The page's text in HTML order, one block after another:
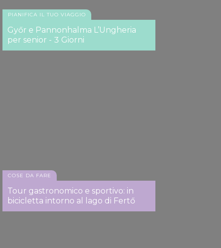
PIANIFICA IL TUO VIAGGIO
Győr e Pannonhalma L’Ungheria
per senior - 3 Giorni
COSE DA FARE
Tour gastronomico e sportivo: in
bicicletta intorno al lago di Fertő